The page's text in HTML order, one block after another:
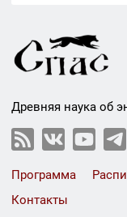
Древняя наука об
Программа
Контакты